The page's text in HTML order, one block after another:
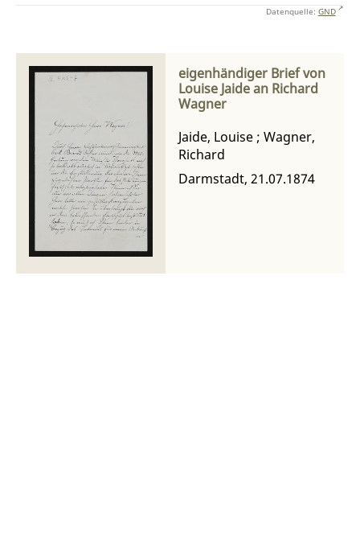
Datenquelle: GND
eigenhändiger Brief von
Louise Jaide an Richard
Wagner
Jaide, Louise ; Wagner,
Richard
Darmstadt, 21.07.1874